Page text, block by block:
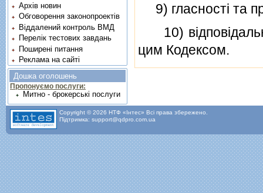
9) гласностi та
10)
цим Кодексом.
Архів новин
Обговорення законопроектів
Віддалений контроль ВМД
Перелік тестових завдань
Поширені питання
Реклама на сайті
Дошка оголошень
Пропонуємо послуги:
Митно - брокерські послуги
Copyright © 2026 НТФ «Інтес» Всі права збережено.
Підтримка: support@qdpro.com.ua